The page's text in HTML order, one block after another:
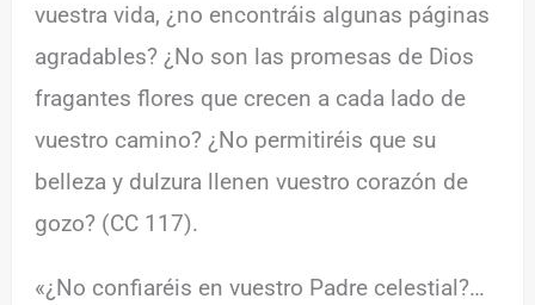
vuestra vida, ¿no encontráis algunas páginas
agradables? ¿No son las promesas de Dios
fragantes flores que crecen a cada lado de
vuestro camino? ¿No permitiréis que su
belleza y dulzura llenen vuestro corazón de
gozo? (CC 117).
«¿No confiaréis en vuestro Padre celestial?…